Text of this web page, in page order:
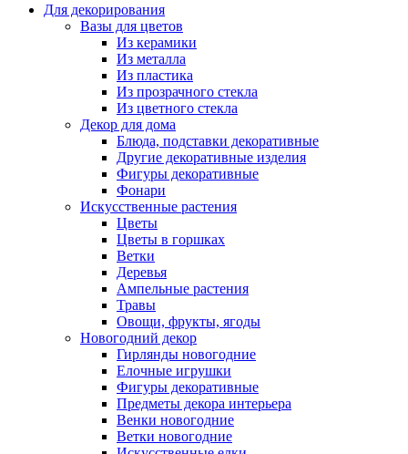
Для декорирования
Вазы для цветов
Из керамики
Из металла
Из пластика
Из прозрачного стекла
Из цветного стекла
Декор для дома
Блюда, подставки декоративные
Другие декоративные изделия
Фигуры декоративные
Фонари
Искусственные растения
Цветы
Цветы в горшках
Ветки
Деревья
Ампельные растения
Травы
Овощи, фрукты, ягоды
Новогодний декор
Гирлянды новогодние
Елочные игрушки
Фигуры декоративные
Предметы декора интерьера
Венки новогодние
Ветки новогодние